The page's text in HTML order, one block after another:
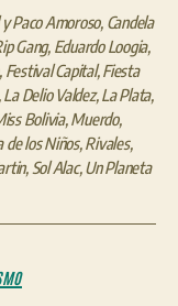
y Paco Amoroso, Candela
Gang, Eduardo Loogia,
Festival Capital,Fiesta
La Delio Valdez, La Plata,
Bolivia, Muerdo,
de los Niños, Rivales,
, Sol Alac, Un Planeta